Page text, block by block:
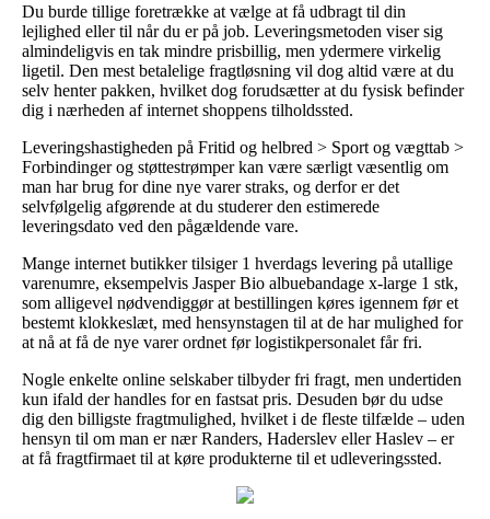
Du burde tillige foretrække at vælge at få udbragt til din
lejlighed eller til når du er på job. Leveringsmetoden viser sig
almindeligvis en tak mindre prisbillig, men ydermere virkelig
ligetil. Den mest betalelige fragtløsning vil dog altid være at du
selv henter pakken, hvilket dog forudsætter at du fysisk befinder
dig i nærheden af internet shoppens tilholdssted.
Leveringshastigheden på Fritid og helbred > Sport og vægttab >
Forbindinger og støttestrømper kan være særligt væsentlig om
man har brug for dine nye varer straks, og derfor er det
selvfølgelig afgørende at du studerer den estimerede
leveringsdato ved den pågældende vare.
Mange internet butikker tilsiger 1 hverdags levering på utallige
varenumre, eksempelvis Jasper Bio albuebandage x-large 1 stk,
som alligevel nødvendiggør at bestillingen køres igennem før et
bestemt klokkeslæt, med hensynstagen til at de har mulighed for
at nå at få de nye varer ordnet før logistikpersonalet får fri.
Nogle enkelte online selskaber tilbyder fri fragt, men undertiden
kun ifald der handles for en fastsat pris. Desuden bør du udse
dig den billigste fragtmulighed, hvilket i de fleste tilfælde – uden
hensyn til om man er nær Randers, Haderslev eller Haslev – er
at få fragtfirmaet til at køre produkterne til et udleveringssted.